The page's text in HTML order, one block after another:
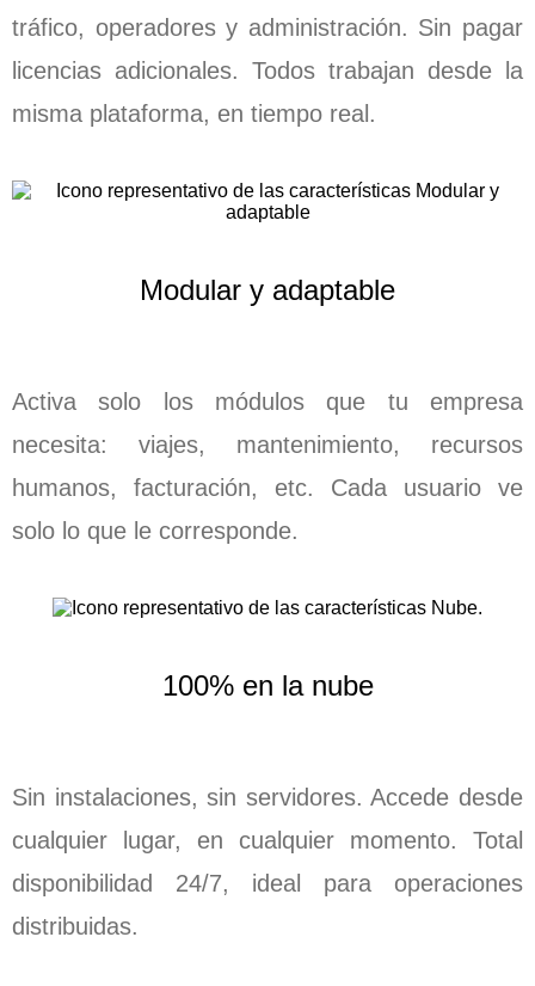
tráfico, operadores y administración. Sin pagar
licencias adicionales. Todos trabajan desde la
misma plataforma, en tiempo real.
Modular y adaptable
Activa solo los módulos que tu empresa
necesita: viajes, mantenimiento, recursos
humanos, facturación, etc. Cada usuario ve
solo lo que le corresponde.
100% en la nube
Sin instalaciones, sin servidores. Accede desde
cualquier lugar, en cualquier momento. Total
disponibilidad 24/7, ideal para operaciones
distribuidas.